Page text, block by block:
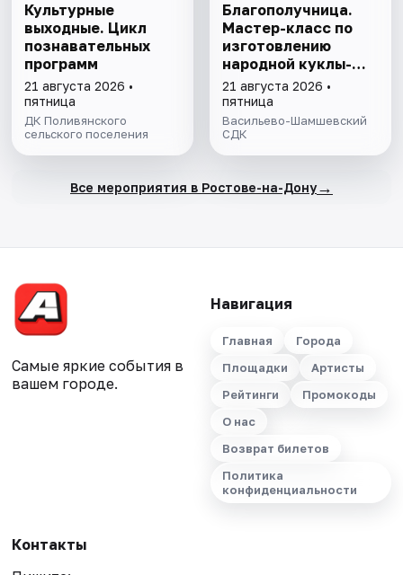
Культурные
выходные. Цикл
познавательных
программ
21 августа 2026 •
пятница
ДК Поливянского
сельского поселения
Благополучница.
Мастер-класс по
изготовлению
народной куклы-
оберега
21 августа 2026 •
пятница
Васильево-Шамшевский
СДК
Все мероприятия в Ростове-на-Дону→
Самые яркие события в
вашем городе.
Навигация
Главная
Города
Площадки
Артисты
Рейтинги
Промокоды
О нас
Возврат билетов
Политика
конфиденциальности
Контакты